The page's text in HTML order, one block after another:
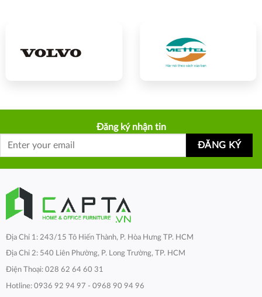
Đăng ký nhận tin
Địa Chỉ 1: 243/15 Tô Hiến Thành, P. Hòa Hưng TP. HCM
Địa Chỉ 2: 540 Liên Phường, P. Long Trường, TP. HCM
Điện Thoại: 028 62 64 60 31
Hotline: 0936 92 94 97 - 0968 90 94 96